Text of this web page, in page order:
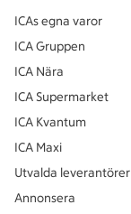
ICAs egna varor
ICA Gruppen
ICA Nära
ICA Supermarket
ICA Kvantum
ICA Maxi
Utvalda leverantörer
Annonsera